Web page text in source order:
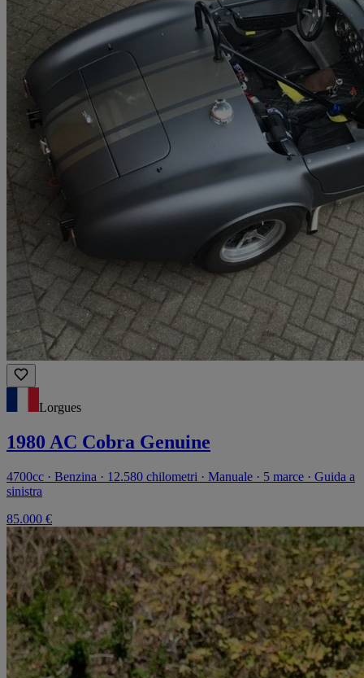
Lorgues
1980 AC Cobra Genuine
4700cc · Benzina · 12.580 chilometri · Manuale · 5 marce · Guida a
sinistra
85.000 €